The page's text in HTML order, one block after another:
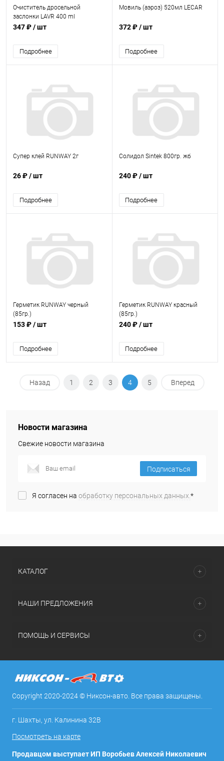
Очиститель дросельной
заслонки LAVR 400 ml
347 ₽/ шт
Подробнее
Мовиль (аэроз) 520мл LECAR
372 ₽/ шт
Подробнее
Супер клей RUNWAY 2г
26 ₽/ шт
Подробнее
Солидол Sintek 800гр. жб
240 ₽/ шт
Подробнее
Герметик RUNWAY черный
(85гр.)
153 ₽/ шт
Подробнее
Герметик RUNWAY красный
(85гр.)
240 ₽/ шт
Подробнее
Назад 1 2 3 4 5 Вперед
Новости магазина
Свежие новости магазина
Подписаться
Я согласен на обработку персональных данных.*
КАТАЛОГ
НАШИ ПРЕДЛОЖЕНИЯ
ПОМОЩЬ И СЕРВИСЫ
Copyright 2020-2024 © Никсон-авто. Все права защищены.
г. Шахты, ул. Калинина 32В
Посмотреть на карте
Продавцом выступает ИП Воробьев Алексей Николаевич